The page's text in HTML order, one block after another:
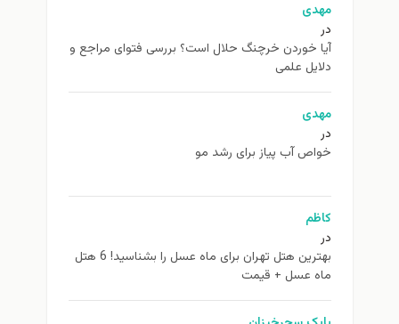
مهدی
در
آیا خوردن خرچنگ حلال است؟ بررسی فتوای مراجع و
دلایل علمی
مهدی
در
خواص آب پیاز برای رشد مو
کاظم
در
بهترین هتل تهران برای ماه عسل را بشناسید! 6 هتل
ماه عسل + قیمت